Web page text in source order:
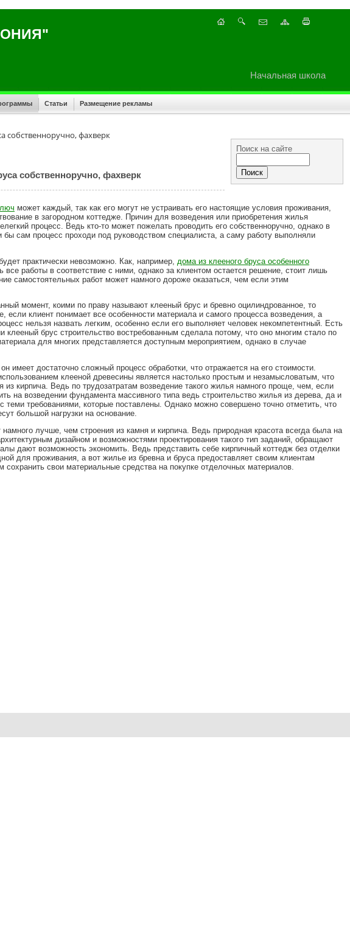
Начальная школа
Статьи Размещение рекламы
собственноручно, фахверк
собственноручно, фахверк
Поиск на сайте
может каждый, так как его могут не устраивать его настоящие условия проживания,
в загородном коттедже. Причин для возведения или приобретения жилья
процесс. Ведь кто-то может пожелать проводить его собственноручно, однако в
сам процесс проходи под руководством специалиста, а саму работу выполняли
практически невозможно. Как, например, дома из клееного бруса особенного
работы в соответствие с ними, однако за клиентом остается решение, стоит лишь
самостоятельных работ может намного дороже оказаться, чем если этим
момент, коими по праву называют клееный брус и бревно оцилиндрованное, то
клиент понимает все особенности материала и самого процесса возведения, а
нельзя назвать легким, особенно если его выполняет человек некомпетентный. Есть
брус строительство востребованным сделала потому, что оно многим стало по
для многих представляется доступным мероприятием, однако в случае
достаточно сложный процесс обработки, что отражается на его стоимости.
клееной древесины является настолько простым и незамысловатым, что
кирпича. Ведь по трудозатратам возведение такого жилья намного проще, чем, если
на возведении фундамента массивного типа ведь строительство жилья из дерева, да и
теми требованиями, которые поставлены. Однако можно совершено точно отметить, что
большой нагрузки на основание.
лучше, чем строения из камня и кирпича. Ведь природная красота всегда была на
дизайном и возможностями проектирования такого тип заданий, обращают
дают возможность экономить. Ведь представить себе кирпичный коттедж без отделки
для проживания, а вот жилье из бревна и бруса предоставляет своим клиентам
свои материальные средства на покупке отделочных материалов.